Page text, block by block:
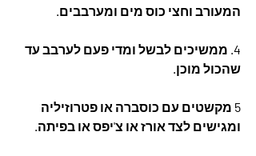
המעורב וחצי כוס מים ומערבבים.
4. ממשיכים לבשל ומדי פעם לערבב עד
שהכול מוכן.
5 מקשטים עם כוסברה או פטרוזיליה
ומגישים לצד אורז או צ'יפס או בפיתה.